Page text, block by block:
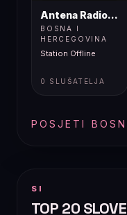
Antena Radio,
BOSNA I
HERCEGOVINA
Station Offline
0 SLUŠATELJA
POSJETI
SI
TOP 20